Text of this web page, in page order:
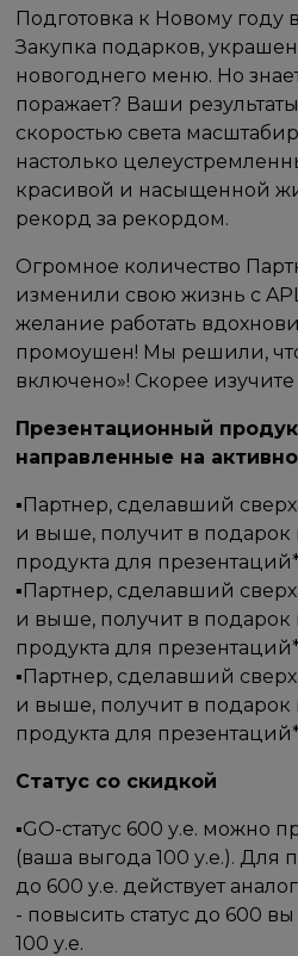
Подготовка к Новому году
Закупка подарков,
новогоднего меню. Но
поражает? Ваши
скоростью света
настолько
красивой и насыщенной
рекорд за рекордом.
Огромное количество
изменили свою жизнь с
желание работать
промоушен! Мы решили,
включено»! Скорее
Презентационный
направленные на
▪Партнер, сделавший
и выше, получит в подарок
продукта для
▪Партнер, сделавший
и выше, получит в подарок
продукта для
▪Партнер, сделавший
и выше, получит в подарок
продукта для
Статус со скидкой
▪GO-cтатус 600 у.е. можно
(ваша выгода 100 у.е.). Для
до 600 у.е. действует
- повысить статус до 600
100 у.е.